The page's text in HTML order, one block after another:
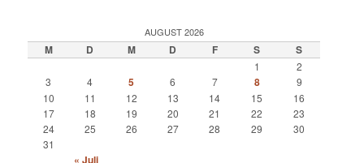
AUGUST 2026
M D M D F S S
1
2
3
4 5 6 7 8
9
10
11 12 13 14 15
16
17
18 19 20 21 22
23
24
25 26 27 28 29
30
31
« Juli